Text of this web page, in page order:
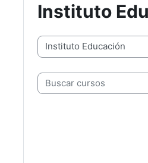
Instituto
Categorías
Buscar cursos